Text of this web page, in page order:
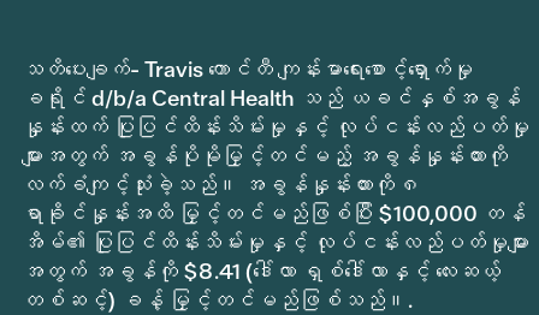
သတိပေးချက်- Travis ကောင်တီ ကျန်းမာရေးစောင့်ရှောက်မှု
ခရိုင် d/b/a Central Health သည် ယခင်နှစ်အခွန်
နှုန်းထက် ပြုပြင်ထိန်းသိမ်းမှုနှင့် လုပ်ငန်းလည်ပတ်မှု
များအတွက် အခွန်ပိုမိုမြှင့်တင်မည့် အခွန်နှုန်းထားကို
လက်ခံကျင့်သုံးခဲ့သည်။ အခွန်နှုန်းထားကို ၈
ရာခိုင်နှုန်းအထိ မြှင့်တင်မည်ဖြစ်ပြီး $100,000 တန်
အိမ်၏ ပြုပြင်ထိန်းသိမ်းမှုနှင့် လုပ်ငန်းလည်ပတ်မှုများ
အတွက် အခွန်ကို $8.41 (ဒေါ်လာ ရှစ်ဒေါ်လာနှင့် လေးဆယ့်
တစ်ဆင့်) ခန့် မြှင့်တင်မည်ဖြစ်သည်။.